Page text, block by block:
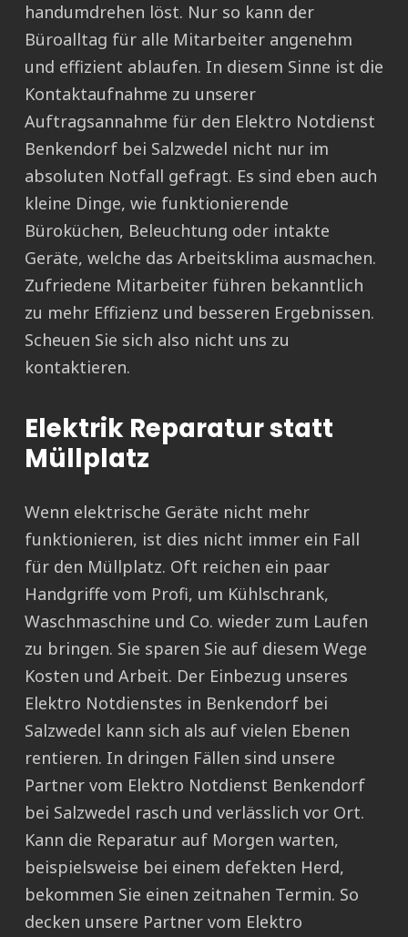
handumdrehen löst. Nur so kann der
Büroalltag für alle Mitarbeiter angenehm
und effizient ablaufen. In diesem Sinne ist die
Kontaktaufnahme zu unserer
Auftragsannahme für den Elektro Notdienst
Benkendorf bei Salzwedel nicht nur im
absoluten Notfall gefragt. Es sind eben auch
kleine Dinge, wie funktionierende
Büroküchen, Beleuchtung oder intakte
Geräte, welche das Arbeitsklima ausmachen.
Zufriedene Mitarbeiter führen bekanntlich
zu mehr Effizienz und besseren Ergebnissen.
Scheuen Sie sich also nicht uns zu
kontaktieren.
Elektrik Reparatur statt
Müllplatz
Wenn elektrische Geräte nicht mehr
funktionieren, ist dies nicht immer ein Fall
für den Müllplatz. Oft reichen ein paar
Handgriffe vom Profi, um Kühlschrank,
Waschmaschine und Co. wieder zum Laufen
zu bringen. Sie sparen Sie auf diesem Wege
Kosten und Arbeit. Der Einbezug unseres
Elektro Notdienstes in Benkendorf bei
Salzwedel kann sich als auf vielen Ebenen
rentieren. In dringen Fällen sind unsere
Partner vom Elektro Notdienst Benkendorf
bei Salzwedel rasch und verlässlich vor Ort.
Kann die Reparatur auf Morgen warten,
beispielsweise bei einem defekten Herd,
bekommen Sie einen zeitnahen Termin. So
decken unsere Partner vom Elektro